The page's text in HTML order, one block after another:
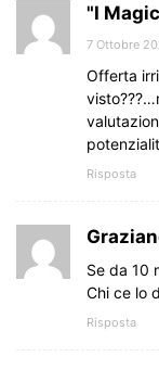
"I
7 Ottobre
Offerta
Risposta
Se da 10
Chi ce lo
Risposta